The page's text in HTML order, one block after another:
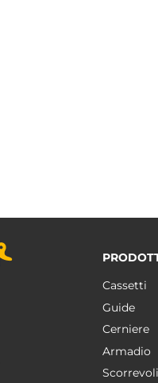
Cassetti
Guide
Cerniere
Armadio
Scorrevoli